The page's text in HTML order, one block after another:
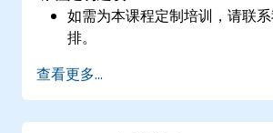
如需为本课程定制培训，请联
排。
查看更多...